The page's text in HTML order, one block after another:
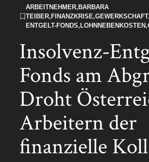
ARBEITNEHMER, BARBARA
TEIBER, FINANZKRISE,GEWERKSCHAFT,
ENTGELT-FONDS, LOHNNEBENKOSTEN ,
Insolvenz-
Fonds am
Droht
Arbeitern der
finanzielle